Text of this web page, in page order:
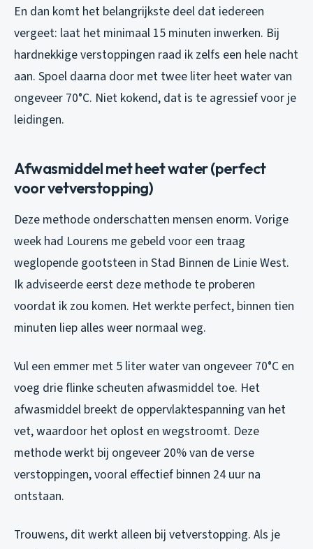
En dan komt het belangrijkste deel dat iedereen
vergeet: laat het minimaal 15 minuten inwerken. Bij
hardnekkige verstoppingen raad ik zelfs een hele nacht
aan. Spoel daarna door met twee liter heet water van
ongeveer 70°C. Niet kokend, dat is te agressief voor je
leidingen.
Afwasmiddel met heet water (perfect
voor vetverstopping)
Deze methode onderschatten mensen enorm. Vorige
week had Lourens me gebeld voor een traag
weglopende gootsteen in Stad Binnen de Linie West.
Ik adviseerde eerst deze methode te proberen
voordat ik zou komen. Het werkte perfect, binnen tien
minuten liep alles weer normaal weg.
Vul een emmer met 5 liter water van ongeveer 70°C en
voeg drie flinke scheuten afwasmiddel toe. Het
afwasmiddel breekt de oppervlaktespanning van het
vet, waardoor het oplost en wegstroomt. Deze
methode werkt bij ongeveer 20% van de verse
verstoppingen, vooral effectief binnen 24 uur na
ontstaan.
Trouwens, dit werkt alleen bij vetverstopping. Als je